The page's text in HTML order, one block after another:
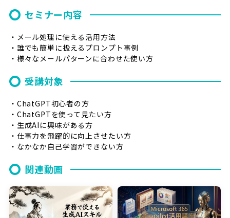
セミナー内容
・メール処理に使える活用方法
・誰でも簡単に扱えるプロンプト事例
・様々なメールパターンに合わせた使い方
受講対象
・ChatGPT初心者の方
・ChatGPTを使って見たい方
・生成AIに興味がある方
・仕事力を飛躍的に向上させたい方
・なかなか自己学習ができない方
関連動画